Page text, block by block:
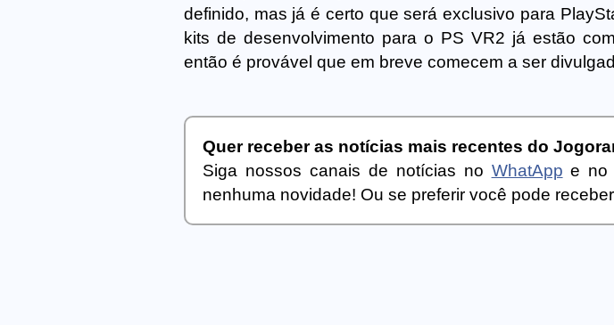
definido, mas já é certo que será exclusivo para
kits de desenvolvimento para o PS VR2 já estão
então é provável que em breve comecem a ser
Quer receber as notícias mais recentes do
Siga nossos canais de notícias no WhatApp e
nenhuma novidade! Ou se preferir você pode